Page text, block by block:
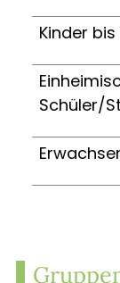
Kinder
Schüler/